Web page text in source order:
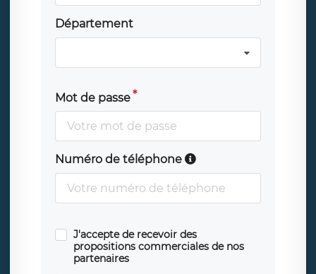
Département
Mot de passe
Numéro de téléphone
J'accepte de recevoir des
propositions commerciales de nos
partenaires